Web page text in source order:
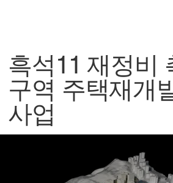
흑석11 재정비
구역 주택재개
사업